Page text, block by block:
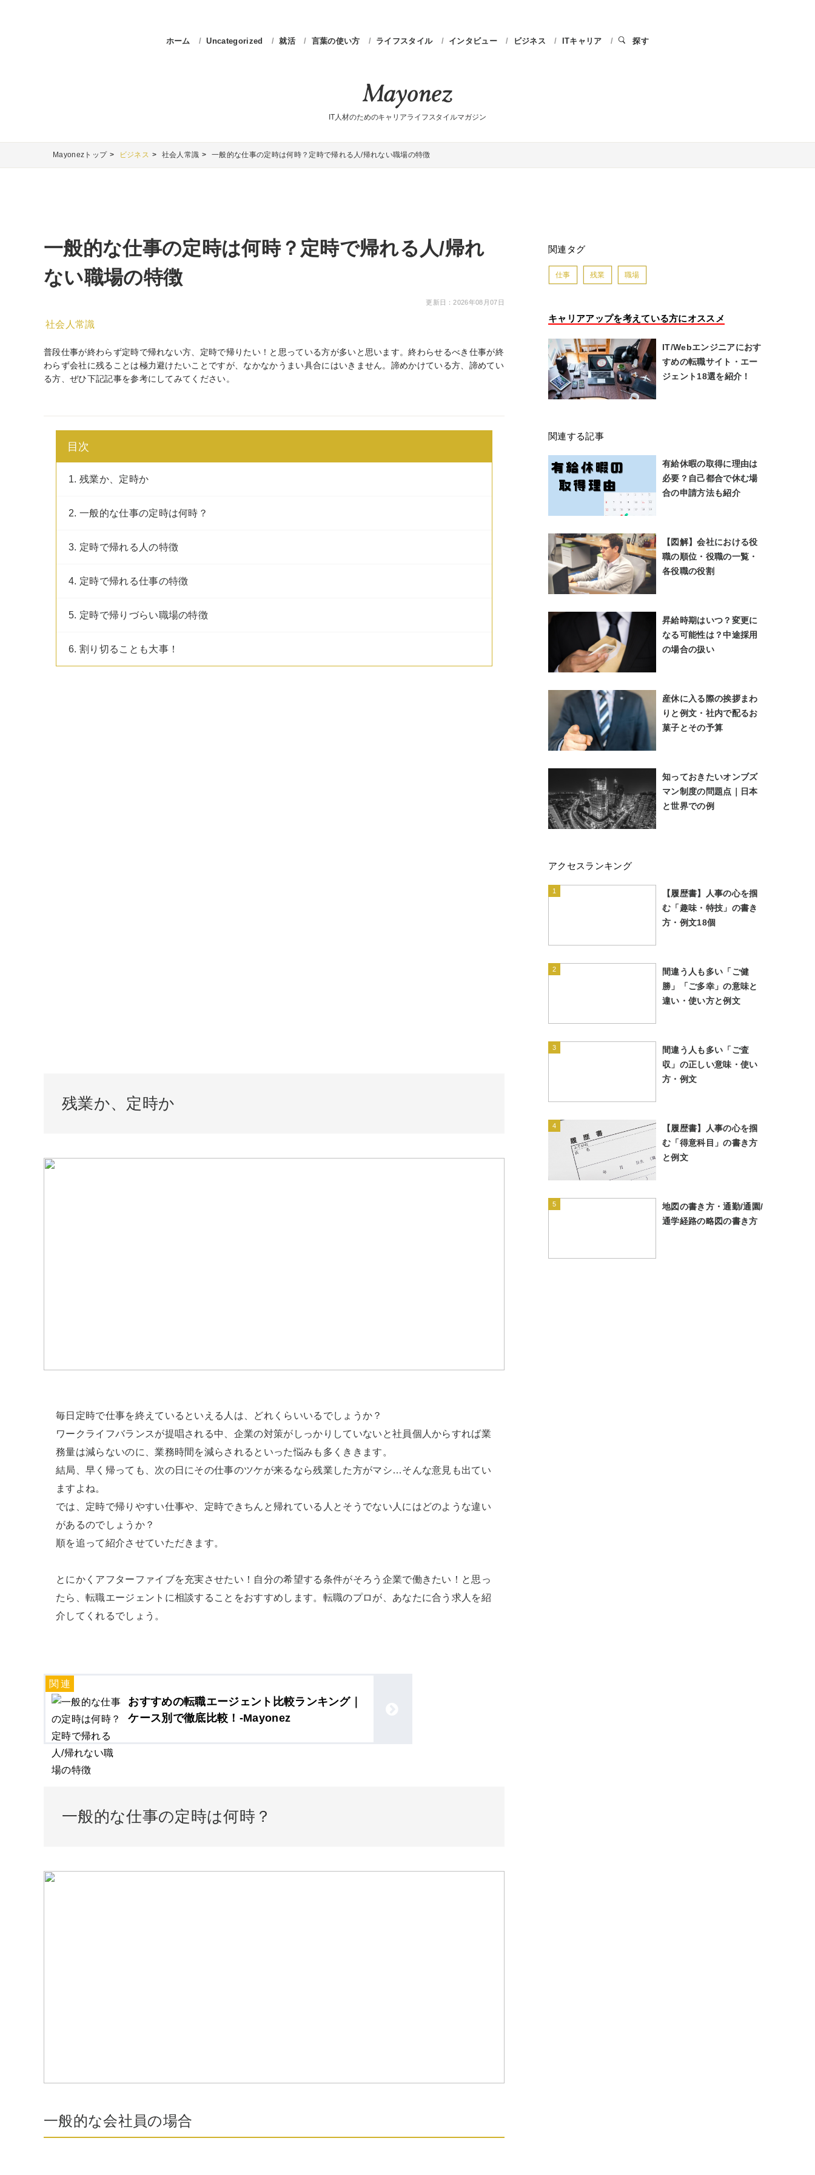
ホーム Uncategorized 就活 言葉の使い方 ライフスタイル インタビュー ビジネス ITキャリア 探す
IT人材のためのキャリアライフスタイルマガジン
Mayonezトップ ビジネス 社会人常識 一般的な仕事の定時は何時？定時で帰れる人/帰れない職場の特徴
一般的な仕事の定時は何時？定時で帰れる人/帰れ
ない職場の特徴
更新日：2026年08月07日
社会人常識
普段仕事が終わらず定時で帰れない方、定時で帰りたい！と思っている方が多いと思います。終わらせるべき仕事が終
わらず会社に残ることは極力避けたいことですが、なかなかうまい具合にはいきません。諦めかけている方、諦めてい
る方、ぜひ下記記事を参考にしてみてください。
目次
1. 残業か、定時か
2. 一般的な仕事の定時は何時？
3. 定時で帰れる人の特徴
4. 定時で帰れる仕事の特徴
5. 定時で帰りづらい職場の特徴
6. 割り切ることも大事！
残業か、定時か
毎日定時で仕事を終えているといえる人は、どれくらいいるでしょうか？
ワークライフバランスが提唱される中、企業の対策がしっかりしていないと社員個人からすれば業
務量は減らないのに、業務時間を減らされるといった悩みも多くききます。
結局、早く帰っても、次の日にその仕事のツケが来るなら残業した方がマシ…そんな意見も出てい
ますよね。
では、定時で帰りやすい仕事や、定時できちんと帰れている人とそうでない人にはどのような違い
があるのでしょうか？
順を追って紹介させていただきます。
とにかくアフターファイブを充実させたい！自分の希望する条件がそろう企業で働きたい！と思っ
たら、転職エージェントに相談することをおすすめします。転職のプロが、あなたに合う求人を紹
介してくれるでしょう。
おすすめの転職エージェント比較ランキング｜
ケース別で徹底比較！-Mayonez
一般的な仕事の定時は何時？
一般的な会社員の場合
関連タグ
仕事 残業 職場
キャリアアップを考えている方にオススメ
IT/Webエンジニアにおす
すめの転職サイト・エー
ジェント18選を紹介！
関連する記事
有給休暇の取得に理由は
必要？自己都合で休む場
合の申請方法も紹介
【図解】会社における役
職の順位・役職の一覧・
各役職の役割
昇給時期はいつ？変更に
なる可能性は？中途採用
の場合の扱い
産休に入る際の挨拶まわ
りと例文・社内で配るお
菓子とその予算
知っておきたいオンブズ
マン制度の問題点｜日本
と世界での例
アクセスランキング
1
【履歴書】人事の心を掴
む「趣味・特技」の書き
方・例文18個
2
間違う人も多い「ご健
勝」「ご多幸」の意味と
違い・使い方と例文
3
間違う人も多い「ご査
収」の正しい意味・使い
方・例文
4
【履歴書】人事の心を掴
む「得意科目」の書き方
と例文
5
地図の書き方・通勤/通園/
通学経路の略図の書き方